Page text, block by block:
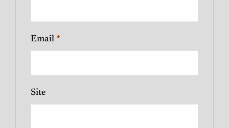
Email *
Site